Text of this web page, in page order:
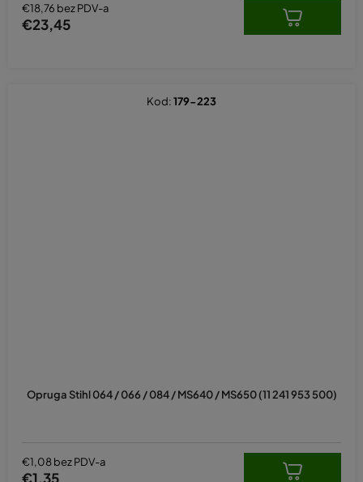
€18,76 bez PDV-a
€23,45
Opruga Stihl 064 / 066 / 084 / MS640 / MS650 (11 241 953 500)
€1,08 bez PDV-a
€1,35
Kod:179-223